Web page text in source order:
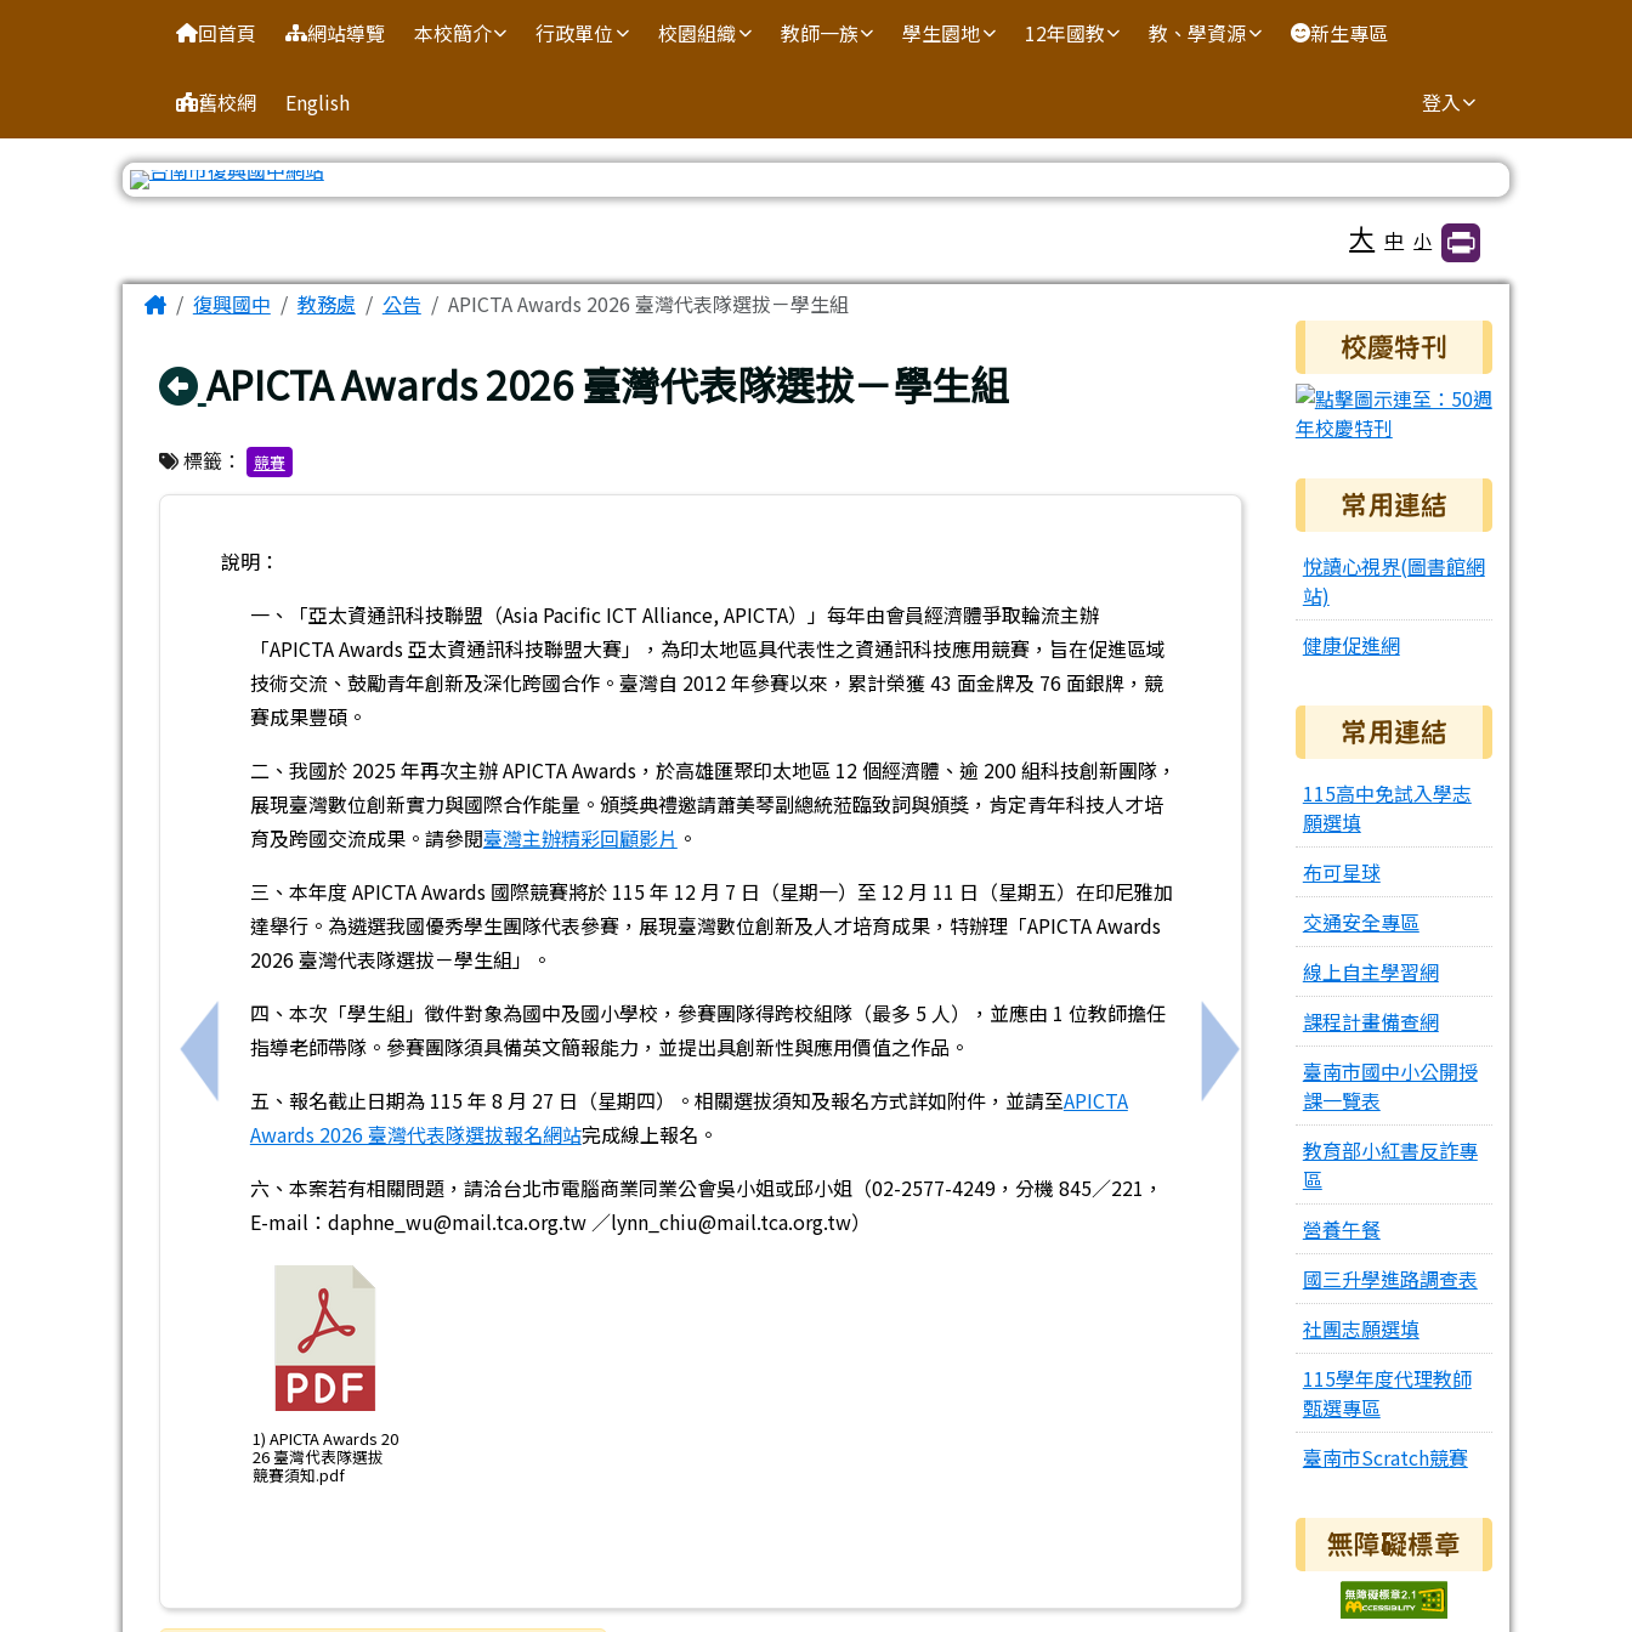
臺南市復興國中網站
回首頁 網站導覽 本校簡介 行政單位 校園組織 教師一族 學生園地 12年國教 教、學資源 新生專區
舊校網 English 登入
大 中 小
主內容區域
Home復興國中 教務處 公告 APICTA Awards 2026 臺灣代表隊選拔－學生組
回上頁
APICTA Awards 2026 臺灣代表隊選拔－學生組
標籤： 競賽
上一筆：臺南市115年度國中小學生夏日族語文化沉浸式學習計畫
說明：
一、「亞太資通訊科技聯盟（Asia Pacific ICT Alliance, APICTA）」每年由會員經濟體爭取輪流主辦
「APICTA Awards 亞太資通訊科技聯盟大賽」，為印太地區具代表性之資通訊科技應用競賽，旨在促進區域
技術交流、鼓勵青年創新及深化跨國合作。臺灣自 2012 年參賽以來，累計榮獲 43 面金牌及 76 面銀牌，競
賽成果豐碩。
二、我國於 2025 年再次主辦 APICTA Awards，於高雄匯聚印太地區 12 個經濟體、逾 200 組科技創新團隊，
展現臺灣數位創新實力與國際合作能量。頒獎典禮邀請蕭美琴副總統蒞臨致詞與頒獎，肯定青年科技人才培
育及跨國交流成果。請參閱臺灣主辦精彩回顧影片 。
三、本年度 APICTA Awards 國際競賽將於 115 年 12 月 7 日（星期一）至 12 月 11 日（星期五）在印尼雅加
達舉行。為遴選我國優秀學生團隊代表參賽，展現臺灣數位創新及人才培育成果，特辦理「APICTA Awards
2026 臺灣代表隊選拔－學生組」。
四、本次「學生組」徵件對象為國中及國小學校，參賽團隊得跨校組隊（最多 5 人），並應由 1 位教師擔任
指導老師帶隊。參賽團隊須具備英文簡報能力，並提出具創新性與應用價值之作品。
五、報名截止日期為 115 年 8 月 27 日（星期四）。相關選拔須知及報名方式詳如附件，並請至APICTA
Awards 2026 臺灣代表隊選拔報名網站完成線上報名。
六、本案若有相關問題，請洽台北市電腦商業同業公會吳小姐或邱小姐（02-2577-4249，分機 845／221，
E-mail：daphne_wu@mail.tca.org.tw ／lynn_chiu@mail.tca.org.tw）
1) APICTA Awards 20
26 臺灣代表隊選拔
競賽須知.pdf
下一筆：第2屆全國科技教育鐵道模型創意競賽
右邊區域內容
校慶特刊
常用連結
悅讀心視界(圖書館網
站)
健康促進網
常用連結
115高中免試入學志
願選填
布可星球
交通安全專區
線上自主學習網
課程計畫備查網
臺南市國中小公開授
課一覽表
教育部小紅書反詐專
區
營養午餐
國三升學進路調查表
社團志願選填
115學年度代理教師
甄選專區
臺南市Scratch競賽
無障礙標章
頁尾區域